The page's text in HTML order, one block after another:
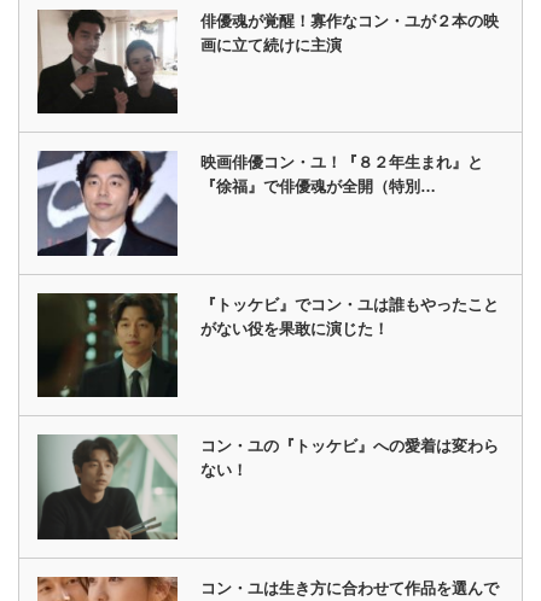
俳優魂が覚醒！寡作なコン・ユが２本の映
画に立て続けに主演
映画俳優コン・ユ！『８２年生まれ』と
『徐福』で俳優魂が全開（特別…
『トッケビ』でコン・ユは誰もやったこと
がない役を果敢に演じた！
コン・ユの『トッケビ』への愛着は変わら
ない！
コン・ユは生き方に合わせて作品を選んで